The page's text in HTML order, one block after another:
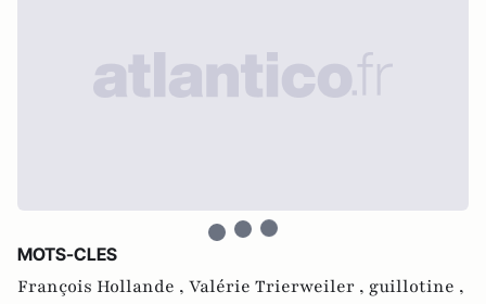
MOTS-CLES
François Hollande , Valérie Trierweiler , guillotine ,